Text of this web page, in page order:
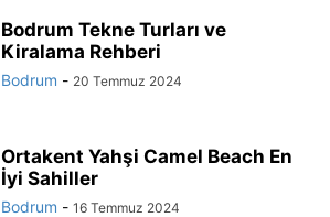
Bodrum Tekne Turları ve
Kiralama Rehberi
Bodrum - 20 Temmuz 2024
Ortakent Yahşi Camel Beach En
İyi Sahiller
Bodrum - 16 Temmuz 2024